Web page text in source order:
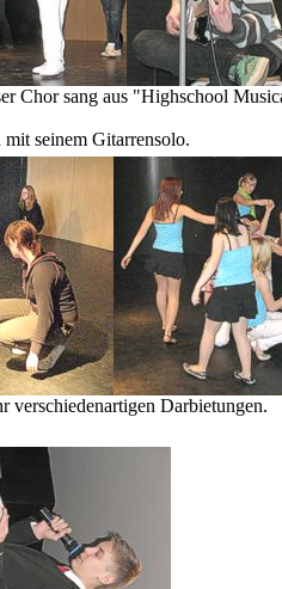
Chor sang aus "Highschool
seinem Gitarrensolo.
verschiedenartigen Darbietungen.